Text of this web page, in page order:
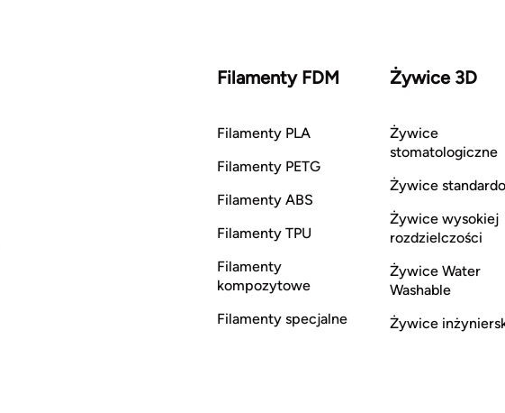
Filamenty FDM
Filamenty PLA
Filamenty PETG
Filamenty ABS
Filamenty TPU
Filamenty
kompozytowe
Filamenty specjalne
Żywice 3D
Żywice
stomatologiczne
Żywice
Żywice wysokiej
rozdzielczości
Żywice Water
Washable
Żywice